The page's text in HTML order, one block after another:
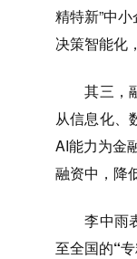
精特新”中
决策智能化
其三，
从信息化、
AI能力为金
融资中，降
李中雨
至全国的“